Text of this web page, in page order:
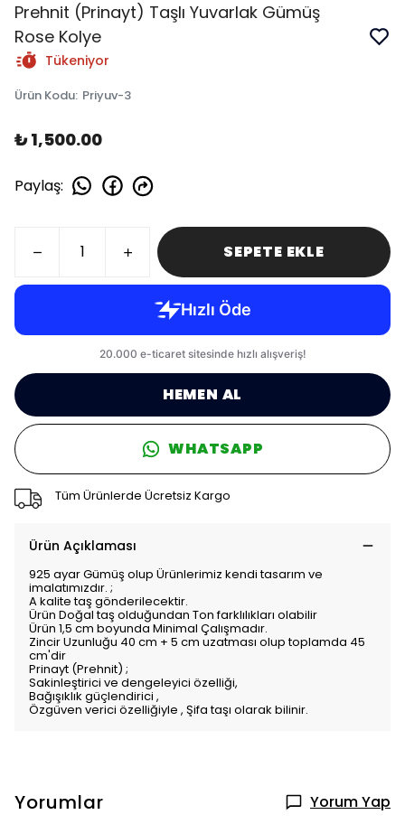
Prehnit (Prinayt) Taşlı Yuvarlak Gümüş
Rose Kolye
Tükeniyor
Ürün Kodu: Priyuv-3
₺ 1,500.00
Paylaş:
SEPETE EKLE
HEMEN AL
WHATSAPP
Tüm Ürünlerde Ücretsiz Kargo
Ürün Açıklaması
925 ayar Gümüş olup Ürünlerimiz kendi tasarım ve
imalatımızdır. ;
A kalite taş gönderilecektir.
Ürün Doğal taş olduğundan Ton farklılıkları olabilir
Ürün 1,5 cm boyunda Minimal Çalışmadır.
Zincir Uzunluğu 40 cm + 5 cm uzatması olup toplamda 45
cm'dir
Prinayt (Prehnit) ;
Sakinleştirici ve dengeleyici özelliği,
Bağışıklık güçlendirici ,
Özgüven verici özelliğiyle , Şifa taşı olarak bilinir.
Yorumlar Yorum Yap